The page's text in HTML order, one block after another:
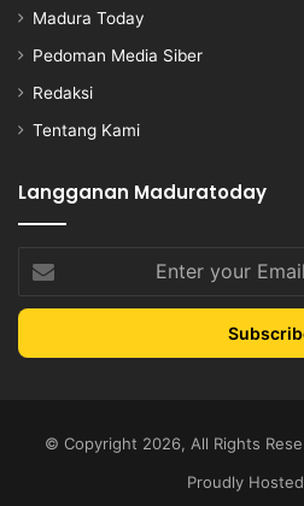
Madura Today
Pedoman Media Siber
Redaksi
Tentang Kami
Langganan Maduratoday
your
Email
© Copyright 2026, All Rights
Proudly